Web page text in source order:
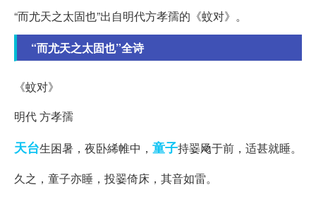
“而尤天之太固也”出自明代方孝孺的《蚊对》。
“而尤天之太固也”全诗
《蚊对》
明代 方孝孺
天台生困暑，夜卧絺帷中， 童子持翣飏于前，适甚就睡。
久之，童子亦睡，投翣倚床，其音如雷。